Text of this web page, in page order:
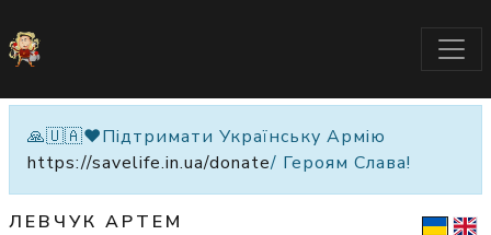
🙏🇺🇦❤️Підтримати Українську Армію
https://savelife.in.ua/donate/ Героям Слава!
ЛЕВЧУК АРТЕМ